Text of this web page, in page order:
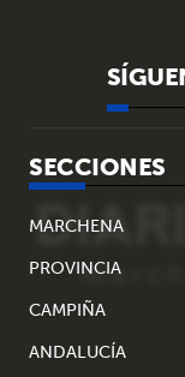
SECCIONES
MARCHENA
PROVINCIA
CAMPIÑA
ANDALUCÍA